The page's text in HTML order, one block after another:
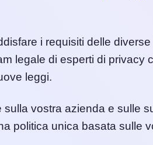
i requisiti delle
legale di esperti di privacy
leggi.
vostra azienda e sulle
politica unica basata sulle